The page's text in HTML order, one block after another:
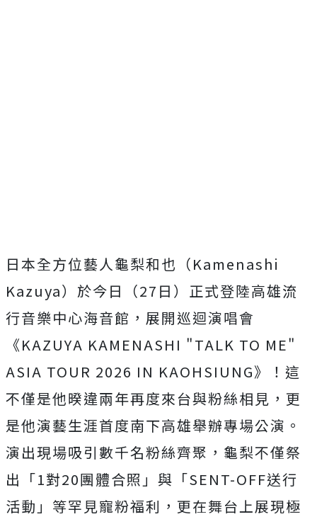
日本全方位藝人龜梨和也（Kamenashi
Kazuya）於今日（27日） 正式登陸高雄流
行音樂中心海音館，展開巡迴演唱會
《KAZUYA KAMENASHI "TALK TO ME"
ASIA TOUR 2026 IN KAOHSIUNG》！這
不僅是他暌違兩年再度來台與粉絲相見， 更
是他演藝生涯首度南下高雄舉辦專場公演。
演出現場吸引數千名粉絲齊聚，龜梨不僅祭
出「1對20團體合照」 與「SENT-OFF送行
活動」等罕見寵粉福利， 更在舞台上展現極